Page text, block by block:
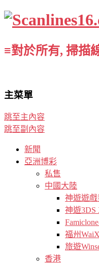
≡對於所有, 掃描
主菜單
跳至主內容
跳至副內容
新聞
亞洲博彩
私售
中國大陸
神遊遊
神遊
福州
旅遊
香港